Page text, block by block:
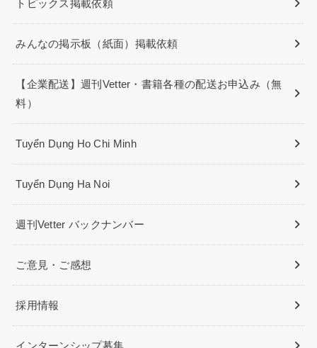
トピックス掲載依頼
みんなの掲示板（紙面）掲載依頼
【企業配送】週刊Vetter・書籍各種の配送お申込み（無
料）
Tuyển Dụng Ho Chi Minh
Tuyển Dụng Ha Noi
週刊Vetter バックナンバー
ご意見・ご感想
採用情報
インターンシップ募集